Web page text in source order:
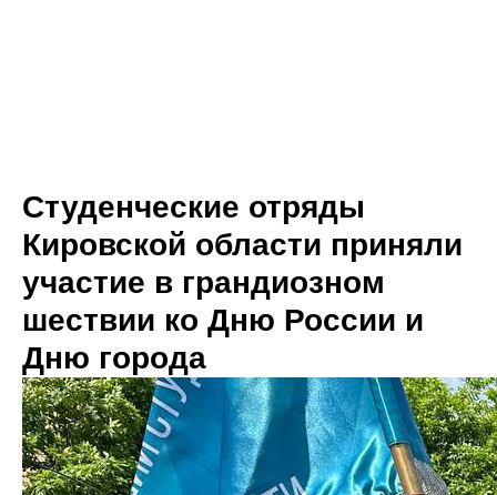
Студенческие отряды
Кировской области приняли
участие в грандиозном
шествии ко Дню России и
Дню города